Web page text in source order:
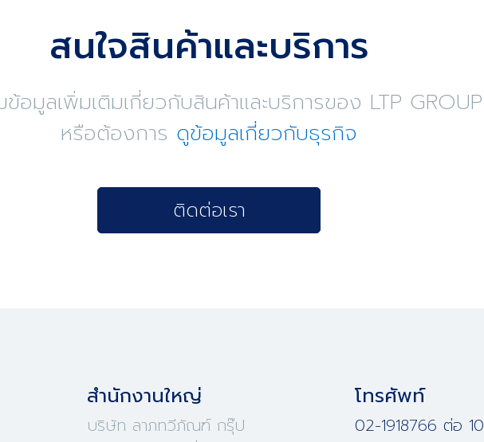
สนใจสินค้าและบริการ
อมูลเพิ่มเติมเกี่ยวกับสินค้าและบริการของ LTP GROUP
หรือต้องการ ดูข้อมูลเกี่ยวกับธุรกิจ
ติดต่อเรา
สำนักงานใหญ่
บริษัท ลาภทวีภัณฑ์ กรุ๊ป
โทรศัพท์
02-1918766 ต่อ 10